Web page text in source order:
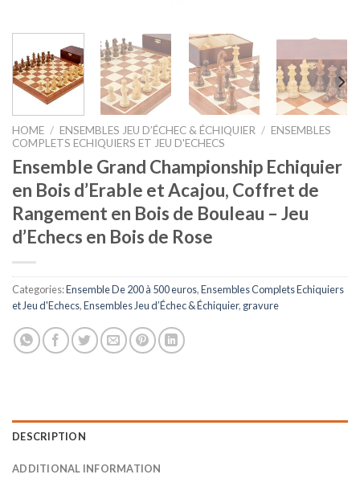
HOME / ENSEMBLES JEU D’ÉCHEC & ÉCHIQUIER / ENSEMBLES
COMPLETS ECHIQUIERS ET JEU D'ECHECS
Ensemble Grand Championship Echiquier
en Bois d’Erable et Acajou, Coffret de
Rangement en Bois de Bouleau – Jeu
d’Echecs en Bois de Rose
Categories:Ensemble De 200 à 500 euros,Ensembles Complets Echiquiers
et Jeu d'Echecs,Ensembles Jeu d’Échec & Échiquier, gravure
DESCRIPTION
ADDITIONAL INFORMATION